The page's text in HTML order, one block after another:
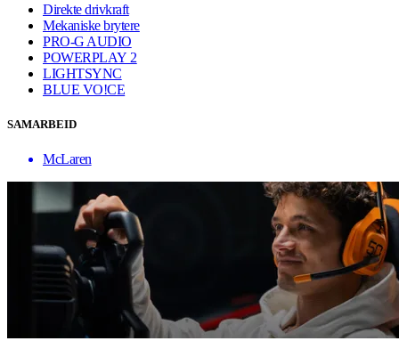
Direkte drivkraft
Mekaniske brytere
PRO-G AUDIO
POWERPLAY 2
LIGHTSYNC
BLUE VO!CE
SAMARBEID
McLaren